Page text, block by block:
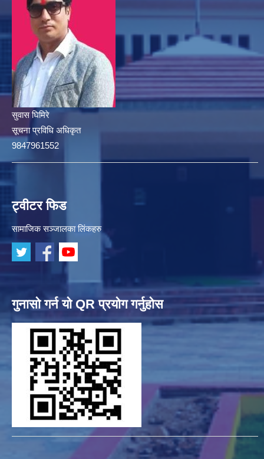
सुवास घिमिरे
सूचना प्रविधि अधिकृत
9847961552
ट्वीटर फिड
सामाजिक सञ्जालका लिंकहरु
गुनासो गर्न यो QR प्रयोग गर्नुहोस